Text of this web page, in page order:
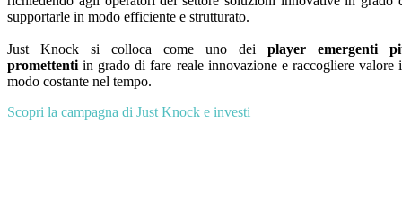
supportarle in modo efficiente e strutturato.
Just Knock si colloca come uno dei player emergenti
promettenti in grado di fare reale innovazione e raccogliere valore
modo costante nel tempo.
Scopri la campagna di Just Knock e investi